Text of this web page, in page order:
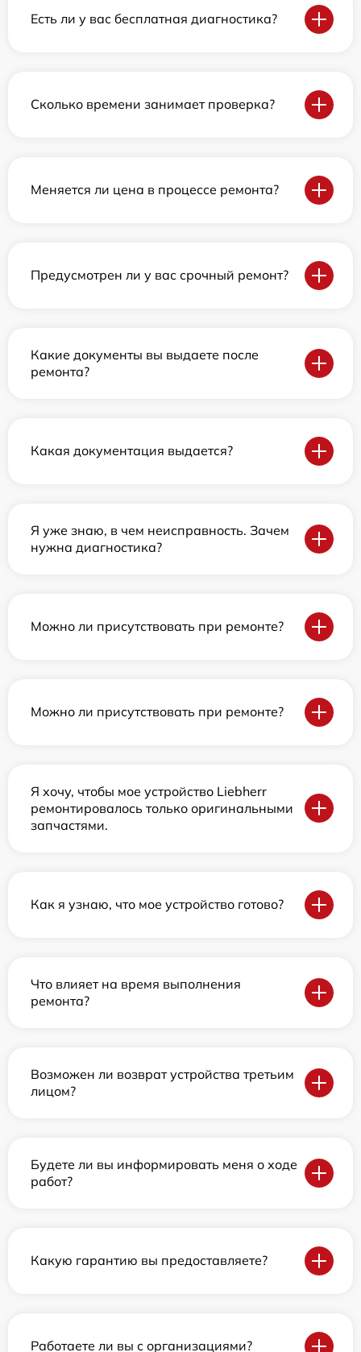
Есть ли у вас бесплатная диагностика?
Сколько времени занимает проверка?
Меняется ли цена в процессе ремонта?
Предусмотрен ли у вас срочный ремонт?
Какие документы вы выдаете после
ремонта?
Какая документация выдается?
Я уже знаю, в чем неисправность. Зачем
нужна диагностика?
Можно ли присутствовать при ремонте?
Можно ли присутствовать при ремонте?
Я хочу, чтобы мое устройство Liebherr
ремонтировалось только оригинальными
запчастями.
Как я узнаю, что мое устройство готово?
Что влияет на время выполнения
ремонта?
Возможен ли возврат устройства третьим
лицом?
Будете ли вы информировать меня о ходе
работ?
Какую гарантию вы предоставляете?
Работаете ли вы с организациями?